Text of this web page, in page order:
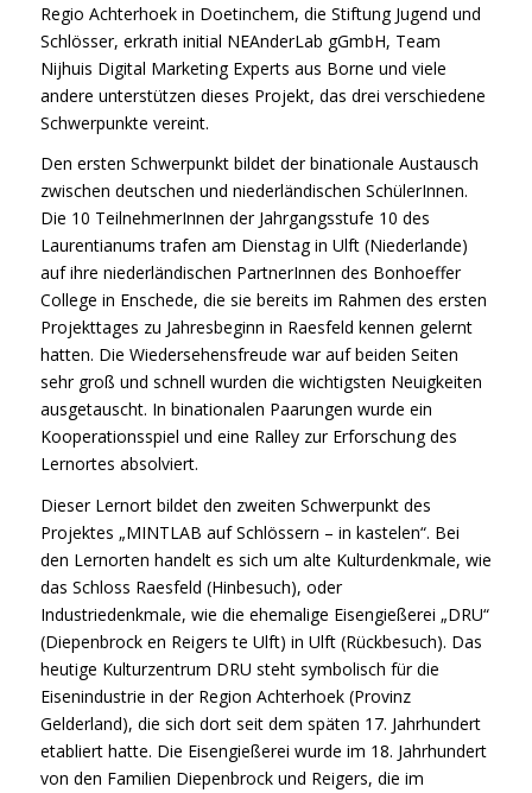
Regio Achterhoek in Doetinchem, die Stiftung Jugend und
Schlösser, erkrath initial NEAnderLab gGmbH, Team
Nijhuis Digital Marketing Experts aus Borne und viele
andere unterstützen dieses Projekt, das drei verschiedene
Schwerpunkte vereint.
Den ersten Schwerpunkt bildet der binationale Austausch
zwischen deutschen und niederländischen SchülerInnen.
Die 10 TeilnehmerInnen der Jahrgangsstufe 10 des
Laurentianums trafen am Dienstag in Ulft (Niederlande)
aufihre niederländischen PartnerInnen des Bonhoeffer
College in Enschede, die sie bereits im Rahmen des ersten
Projekttages zu Jahresbeginn in Raesfeld kennen gelernt
hatten. Die Wiedersehensfreude waraufbeiden Seiten
sehr groß und schnell wurden die wichtigsten Neuigkeiten
ausgetauscht. In binationalen Paarungen wurde ein
Kooperationsspiel und eine Ralley zur Erforschung des
Lernortes absolviert.
Dieser Lernort bildet den zweiten Schwerpunkt des
Projektes „MINTLAB aufSchlössern – in kastelen“. Bei
den Lernorten handelt es sich um alte Kulturdenkmale, wie
das Schloss Raesfeld (Hinbesuch), oder
Industriedenkmale, wie die ehemalige Eisengießerei „DRU“
(Diepenbrock en Reigers te Ulft) in Ulft (Rückbesuch). Das
heutige Kulturzentrum DRU steht symbolisch für die
Eisenindustrie in der Region Achterhoek (Provinz
Gelderland), die sich dort seit dem späten 17. Jahrhundert
etabliert hatte. Die Eisengießerei wurde im 18. Jahrhundert
von den Familien Diepenbrock und Reigers, die im